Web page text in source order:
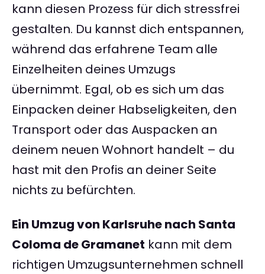
kann diesen Prozess für dich stressfrei
gestalten. Du kannst dich entspannen,
während das erfahrene Team alle
Einzelheiten deines Umzugs
übernimmt. Egal, ob es sich um das
Einpacken deiner Habseligkeiten, den
Transport oder das Auspacken an
deinem neuen Wohnort handelt – du
hast mit den Profis an deiner Seite
nichts zu befürchten.
Ein Umzug von Karlsruhe nach Santa
Coloma de Gramanet kann mit dem
richtigen Umzugsunternehmen schnell